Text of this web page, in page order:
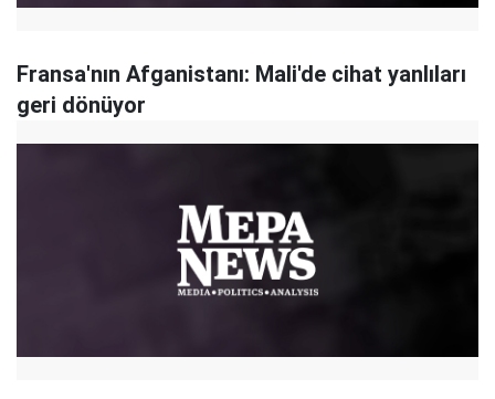
Fransa'nın Afganistanı: Mali'de cihat yanlıları
geri dönüyor